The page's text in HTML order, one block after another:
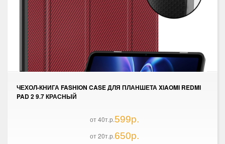
ЧЕХОЛ-КНИГА FASHION CASE ДЛЯ ПЛАНШЕТА XIAOMI REDMI
PAD 2 9.7 КРАСНЫЙ
от 40т.р.599р.
от 20т.р.650р.